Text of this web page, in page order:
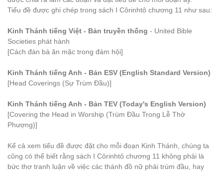
Tiểu đề được ghi chép trong sách I Côrinhtô chương 11 như sau:
Kinh Thánh tiếng Việt - Bản truyền thống - United Bible
Societies phát hành
[Cách đàn bà ăn mặc trong đám hội]
Kinh Thánh tiếng Anh - Bản ESV (English Standard Version)
[Head Coverings (Sự Trùm Đầu)]
Kinh Thánh tiếng Anh - Bản TEV (Today's English Version)
[Covering the Head in Worship (Trùm Đầu Trong Lễ Thờ
Phượng)]
Kể cả xem tiểu đề được đặt cho mỗi đoạn Kinh Thánh, chúng ta
cũng có thể biết rằng sách I Côrinhtô chương 11 không phải là
bức thơ tranh luận về việc các thánh đồ nữ phải trùm đầu, hay